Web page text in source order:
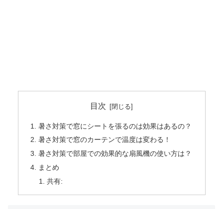
目次
暑さ対策で窓にシートを張るのは効果はあるの？
暑さ対策で窓のカーテンで温度は変わる！
暑さ対策で部屋での効果的な扇風機の使い方は？
まとめ
共有: